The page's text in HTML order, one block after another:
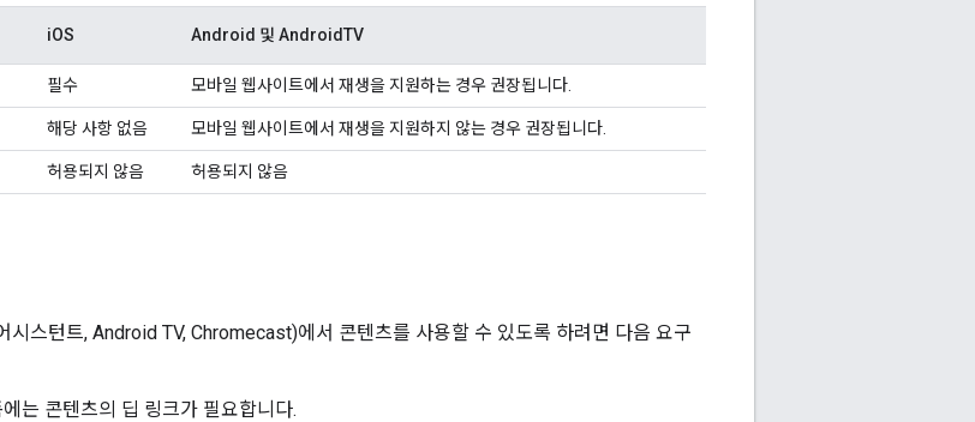
iOS Android 및 AndroidTV
필수 모바일 웹사이트에서 재생을 지원하는 경우 권장됩니다.
해당 사항 없음 모바일 웹사이트에서 재생을 지원하지 않는 경우 권장됩니다.
허용되지 않음 허용되지 않음
시스턴트, Android TV, Chromecast)에서 콘텐츠를 사용할 수 있도록 하려면 다음 요구
는 콘텐츠의 딥 링크가 필요합니다.